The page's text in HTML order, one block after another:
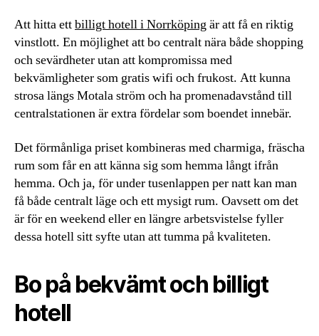
Att hitta ettbilligt hotell i Norrköpingär att få en riktig
vinstlott. En möjlighet att bo centralt nära både shopping
och sevärdheter utan att kompromissa med
bekvämligheter som gratis wifi och frukost. Att kunna
strosa längs Motala ström och ha promenadavstånd till
centralstationen är extra fördelar som boendet innebär.
Det förmånliga priset kombineras med charmiga, fräscha
rum som får en att känna sig som hemma långt ifrån
hemma. Och ja, för under tusenlappen per natt kan man
få både centralt läge och ett mysigt rum. Oavsett om det
är för en weekend eller en längre arbetsvistelse fyller
dessa hotell sitt syfte utan att tumma på kvaliteten.
Bo på bekvämt och billigt
hotell